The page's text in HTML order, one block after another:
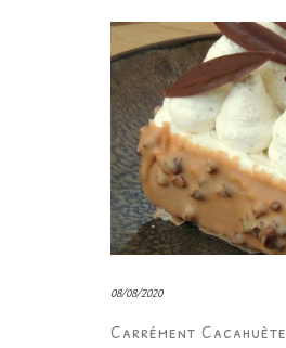
08/08/2020
Carrément Cacahuète